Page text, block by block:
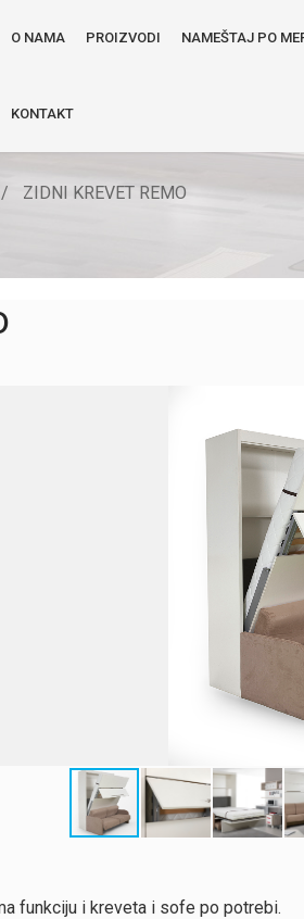
O NAMA PROIZVODI NAMEŠTAJ PO
KONTAKT
ZIDNI KREVET REMO
funkciju i kreveta i sofe po potrebi.